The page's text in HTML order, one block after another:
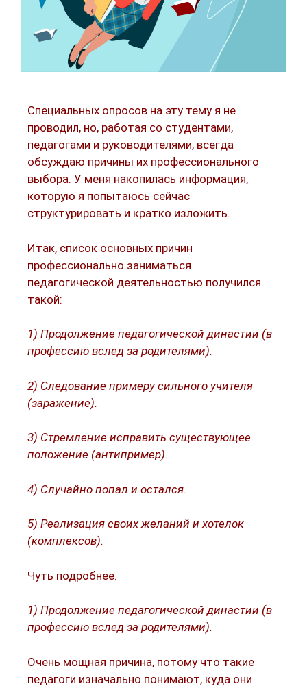
Специальных опросов на эту тему я не
проводил, но, работая со студентами,
педагогами и руководителями, всегда
обсуждаю причины их профессионального
выбора. У меня накопилась информация,
которую я попытаюсь сейчас
структурировать и кратко изложить.
Итак, список основных причин
профессионально заниматься
педагогической деятельностью получился
такой:
1) Продолжение педагогической династии (в
профессию вслед за родителями).
2) Следование примеру сильного учителя
(заражение).
3) Стремление исправить существующее
положение (антипример).
4) Случайно попал и остался.
5) Реализация своих желаний и хотелок
(комплексов).
Чуть подробнее.
1) Продолжение педагогической династии (в
профессию вслед за родителями).
Очень мощная причина, потому что такие
педагоги изначально понимают, куда они